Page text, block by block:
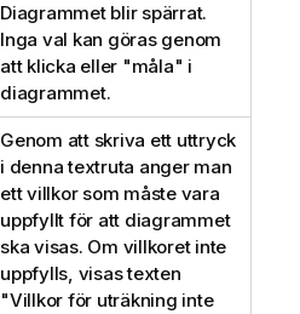
Diagrammet blir spärrat.
Inga val kan göras genom
att klicka eller "måla" i
diagrammet.
Genom att skriva ett uttryck
i denna textruta anger man
ett villkor som måste vara
uppfyllt för att diagrammet
ska visas. Om villkoret inte
uppfylls, visas texten
"Villkor för uträkning inte